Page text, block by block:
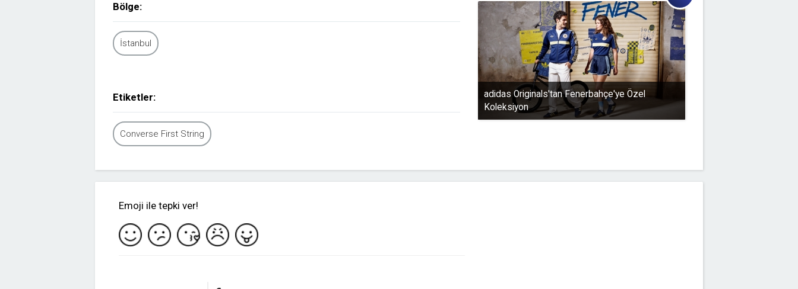
Bölge:
İstanbul
Etiketler:
Converse First String
adidas Originals'tan Fenerbahçe'ye Özel
Koleksiyon
Emoji ile tepki ver!